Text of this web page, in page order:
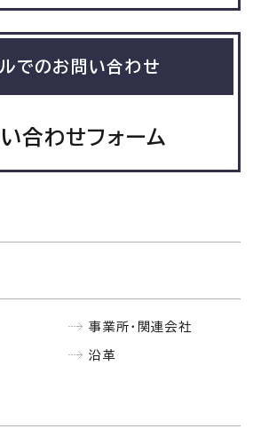
でのお問い合わせ
合わせフォーム
事業所・関連会社
沿革